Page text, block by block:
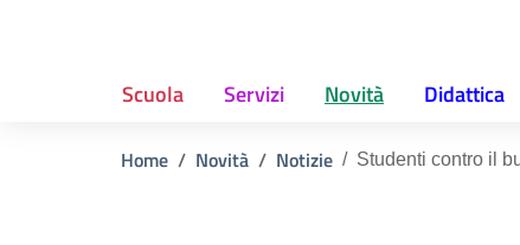
Scuola Servizi Novità Didattica
Home Novità Notizie Studenti contro il